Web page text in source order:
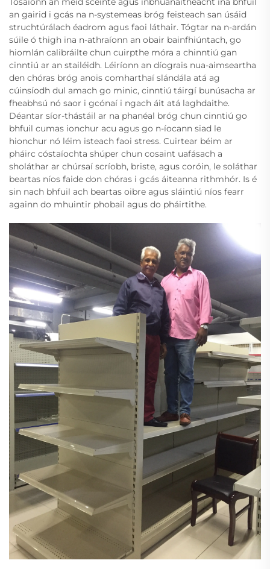
an gairid i gcás na n-systemeas bróg feisteach san úsáid
struchtúrálach éadrom agus faoi láthair. Tógtar na n-ardán
súile ó thigh ina n-athraíonn an obair bainfhiúntach, go
hiomlán calibráilte chun cuirpthe móra a chinntiú gan
cinntiú ar an stailéidh. Léiríonn an díograis nua-aimseartha
den chóras bróg anois comharthaí slándála atá ag
cúinsíodh dul amach go minic, cinntiú táirgí bunúsacha ar
fheabhsú nó saor i gcónaí i ngach áit atá laghdaithe.
Déantar síor-thástáil ar na phanéal bróg chun cinntiú go
bhfuil cumas ionchur acu agus go n-íocann siad le
hionchur nó léim isteach faoi stress. Cuirtear béim ar
pháirc cóstaíochta shúper chun cosaint uafásach a
sholáthar ar chúrsaí scríobh, briste, agus coróin, le soláthar
beartas níos faide don chóras i gcás áiteanna rithmhór. Is é
sin nach bhfuil ach beartas oibre agus sláintiú níos fearr
againn do mhuintir phobail agus do pháirtithe.